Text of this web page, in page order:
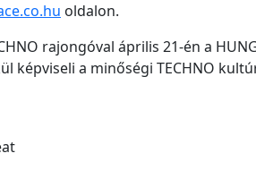
oldalon.
rajongóval április 21-én a
képviseli a minőségi TECHNO